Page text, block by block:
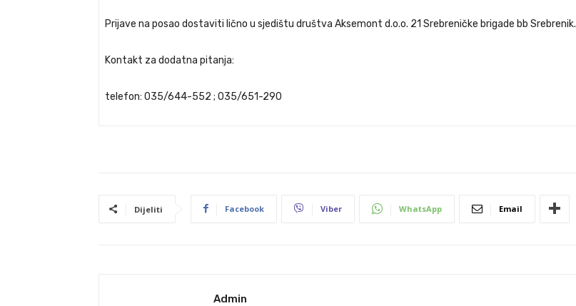
Prijave na posao dostaviti lično u sjedištu društva Aksemont d.o.o. 21 Srebreničke brigade bb Srebrenik.
Kontakt za dodatna pitanja:
telefon: 035/644-552 ; 035/651-290
Dijeliti Facebook Viber WhatsApp Email
Admin